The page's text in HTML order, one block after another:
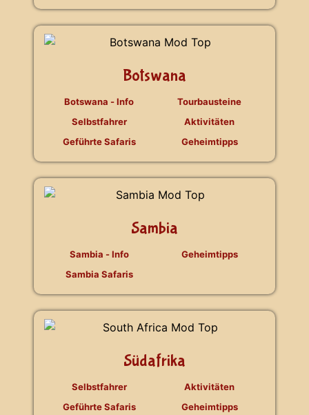
Botswana
Botswana - Info
Selbstfahrer
Geführte Safaris
Tourbausteine
Aktivitäten
Geheimtipps
Sambia
Sambia - Info
Sambia Safaris
Geheimtipps
Südafrika
Selbstfahrer
Geführte Safaris
Aktivitäten
Geheimtipps